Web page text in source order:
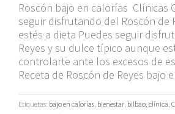
Roscón bajo en calorías Clínicas
seguir disfrutando del Roscón de
estés a dieta Puedes seguir
Reyes y su dulce típico aunque
controlarte ante los excesos de
Receta de Roscón de Reyes
Etiquetas: bajo en calorías, bienestar, bilbao, clínica,